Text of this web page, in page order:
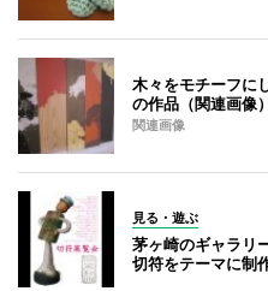
木々をモチーフに
の作品（関連画像）
関連画像
見る・遊ぶ
茅ヶ崎のギャラリ
切符をテーマに制